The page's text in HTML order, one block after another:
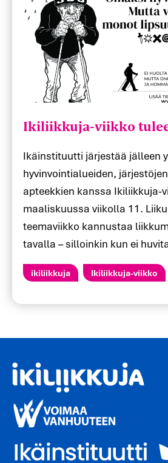
Ikiliikkuja-viikko
Ikäinstituutti järjestää jälleen
hyvinvointialueiden,
apteekkien kanssa Ikiliikkuja-
maaliskuussa viikolla 11.
teemaviikko kannustaa
tavalla – silloinkin kun ei
ikiliikkuja Ikiliikkuja-viikko